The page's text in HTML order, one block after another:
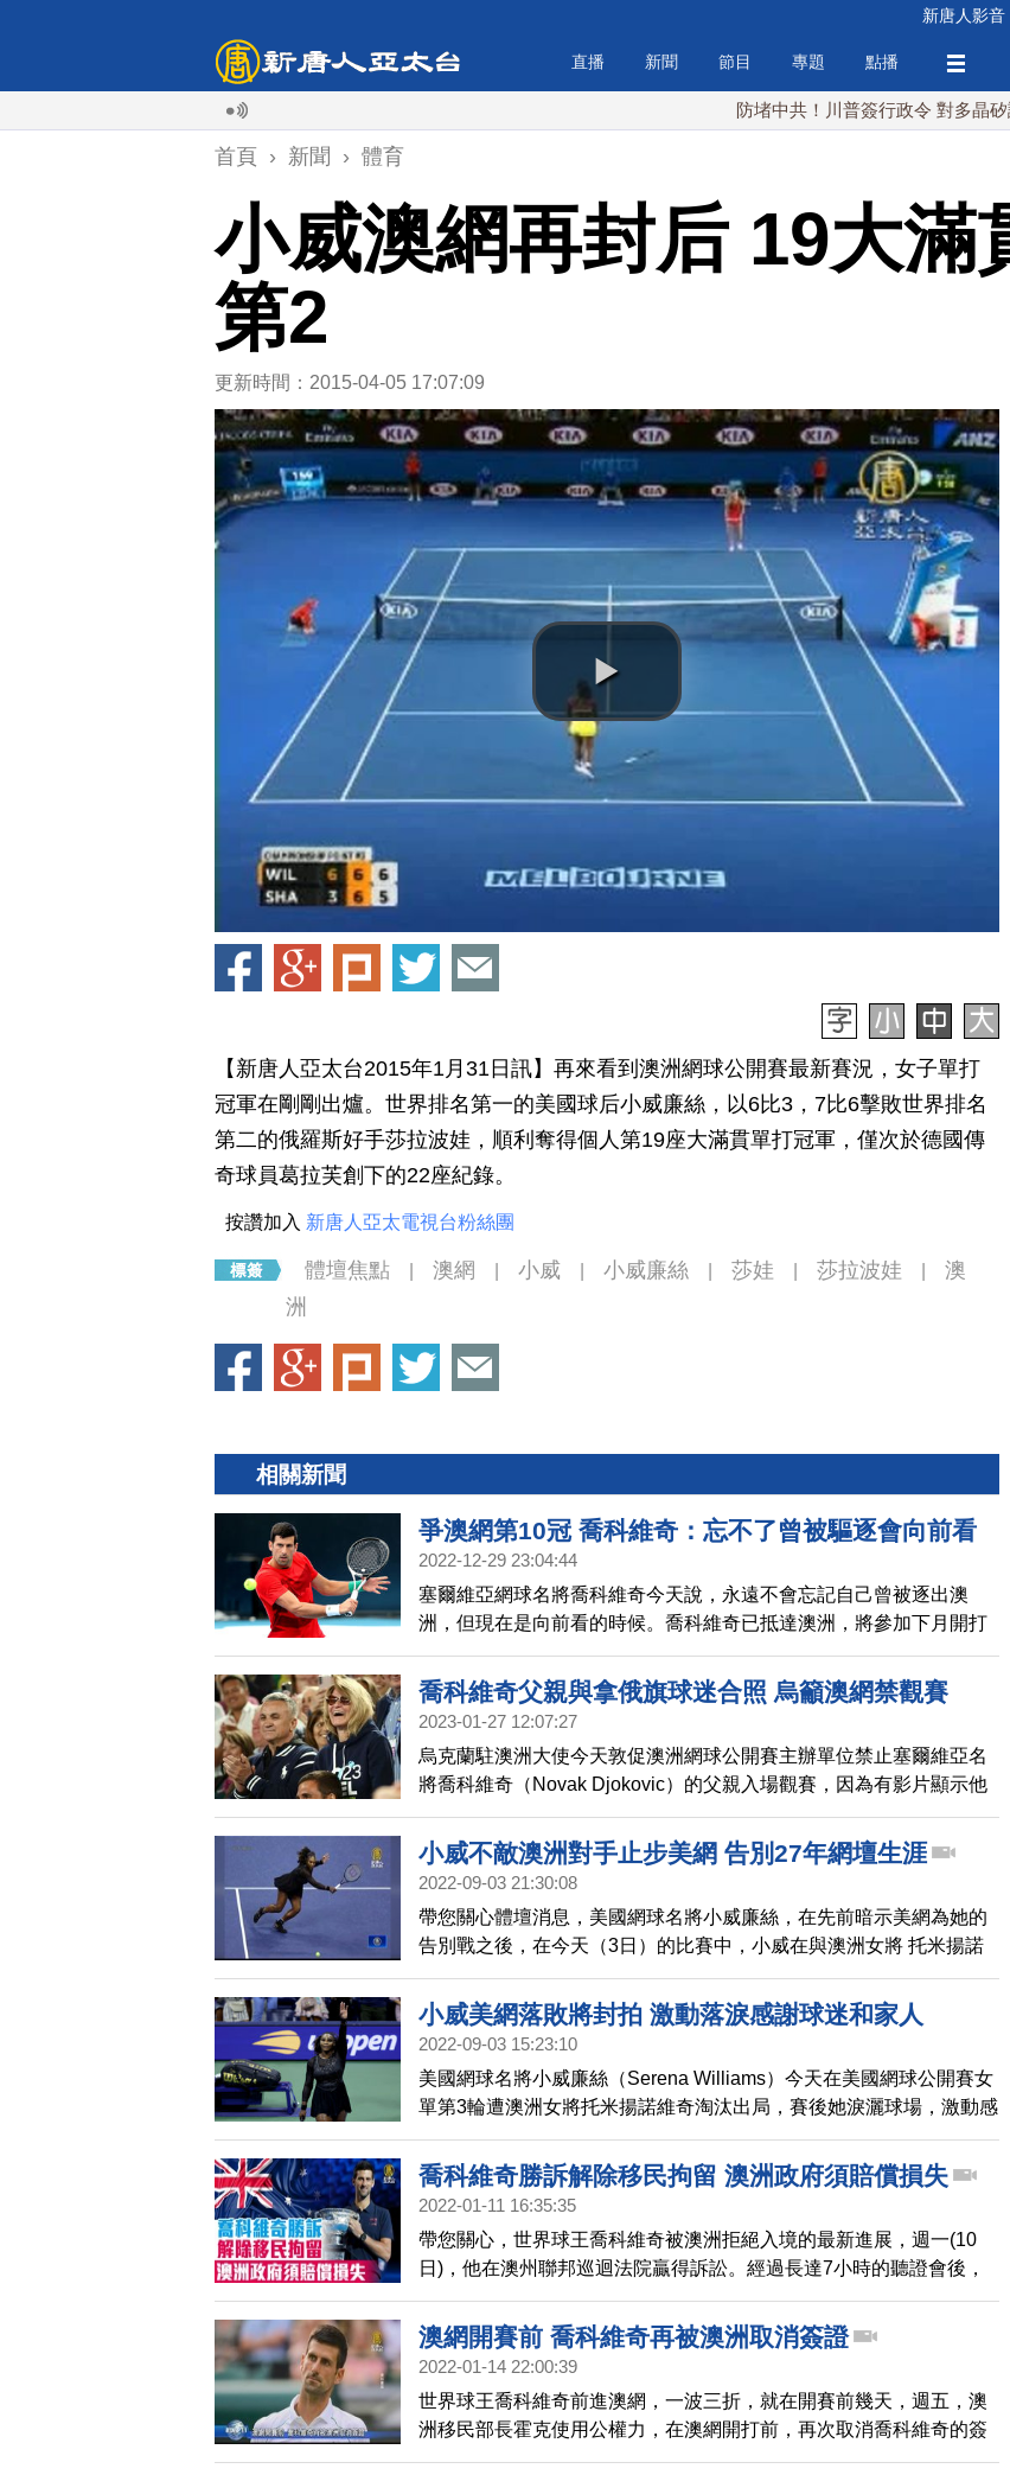
新唐人影音
直播 新聞 節目 專題 點播
防堵中共！川普簽行政令 對多晶矽課15%關
首頁 › 新聞 › 體育
小威澳網再封后 19大滿
第2
更新時間：2015-04-05 17:07:09
【新唐人亞太台2015年1月31日訊】再來看到澳洲網球公開賽最新賽況，女子單打
冠軍在剛剛出爐。世界排名第一的美國球后小威廉絲，以6比3，7比6擊敗世界排名
第二的俄羅斯好手莎拉波娃，順利奪得個人第19座大滿貫單打冠軍，僅次於德國傳
奇球員葛拉芙創下的22座紀錄。
按讚加入 新唐人亞太電視台粉絲團
體壇焦點 澳網 小威 小威廉絲 莎娃 莎拉波娃
澳
洲
相關新聞
爭澳網第10冠 喬科維奇：忘不了曾被驅逐會向前看
2022-12-29 23:04:44
塞爾維亞網球名將喬科維奇今天說，永遠不會忘記自己曾被逐出澳
洲，但現在是向前看的時候。喬科維奇已抵達澳洲，將參加下月開打
的澳洲網球公開賽（Australian Open）。
喬科維奇父親與拿俄旗球迷合照 烏籲澳網禁觀賽
2023-01-27 12:07:27
烏克蘭駐澳洲大使今天敦促澳洲網球公開賽主辦單位禁止塞爾維亞名
將喬科維奇（Novak Djokovic）的父親入場觀賽，因為有影片顯示他
與揮舞著俄羅斯國旗的球迷合照。
小威不敵澳洲對手止步美網 告別27年網壇生涯
2022-09-03 21:30:08
帶您關心體壇消息，美國網球名將小威廉絲，在先前暗示美網為她的
告別戰之後，在今天（3日）的比賽中，小威在與澳洲女將 托米揚諾
維奇對決中，第一局以5比7落後，接著在第二盤搶七7比6扳回一城
後，第三盤仍以1比6輸給對手，止步第三輪，也將就此告別她27年的
網壇生涯。她賽後在場上落淚感謝姐姐「大威」成就自己，並向全場
不會，但世事難料。」
小威美網落敗將封拍 激動落淚感謝球迷和家人
2022-09-03 15:23:10
美國網球名將小威廉絲（Serena Williams）今天在美國網球公開賽女
單第3輪遭澳洲女將托米揚諾維奇淘汰出局，賽後她淚灑球場，激動感
謝一路支持她的球迷與家人。
喬科維奇勝訴解除移民拘留 澳洲政府須賠償損失
2022-01-11 16:35:35
帶您關心，世界球王喬科維奇被澳洲拒絕入境的最新進展，週一(10
日)，他在澳州聯邦巡迴法院贏得訴訟。經過長達7小時的聽證會後，
法官終於推翻澳州政府取消簽證的決定，被拘留在旅館的喬科維奇也
能馬上獲得釋放，若沒有意外，將能按照原訂計畫參加17日的澳網公
開賽。
澳網開賽前 喬科維奇再被澳洲取消簽證
2022-01-14 22:00:39
世界球王喬科維奇前進澳網，一波三折，就在開賽前幾天，週五，澳
洲移民部長霍克使用公權力，在澳網開打前，再次取消喬科維奇的簽
證。而喬科維奇的律師表示，霍克會取消是因為他認為喬科維奇，可